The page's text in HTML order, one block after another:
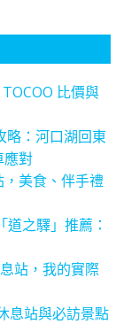
比價與
略：河口湖回東
應對
美食、伴手禮
道之驛」推薦：
站，我的實際
息站與必訪景點